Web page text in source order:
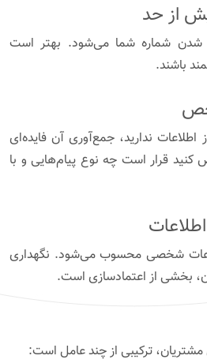
از حد
شدن شماره شما می‌شود. بهتر است
باشند.
اطلاعات ندارید، جمع‌آوری آن فایده‌ای
قرار است چه نوع پیام‌هایی و با
شخصی محسوب می‌شود. نگهداری
بخشی از اعتمادسازی است.
ترکیبی از چند عامل است: